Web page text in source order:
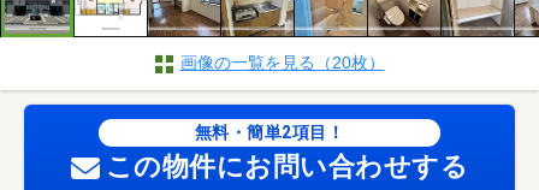
画像の一覧を見る（20枚）
無料・簡単2項目！
この物件にお問い合わせする